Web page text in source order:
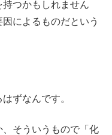
つかもしれません
によるものだという
ずなんです。
そういうもので「化